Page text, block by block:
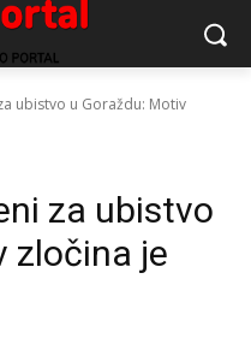
ubistvo u Goraždu: Motiv
za ubistvo
zločina je